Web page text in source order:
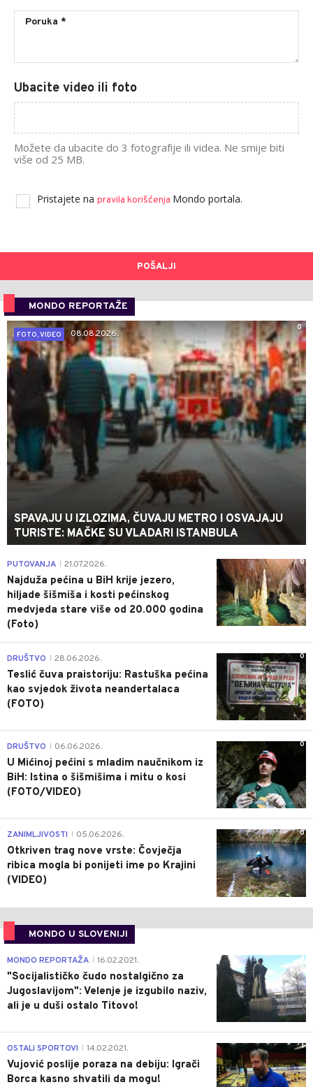
Ubacite video ili foto
Možete da ubacite do 3 fotografije ili videa. Ne smije biti
više od 25 MB.
Pristajete na pravila korišćenja Mondo portala.
POŠALJI
MONDO REPORTAŽE
0
FOTO, VIDEO
08.08.2026.
SPAVAJU U IZLOZIMA, ČUVAJU METRO I OSVAJAJU
TURISTE: MAČKE SU VLADARI ISTANBULA
0
PUTOVANJA 21.07.2026.
Najduža pećina u BiH krije jezero,
hiljade šišmiša i kosti pećinskog
medvjeda stare više od 20.000 godina
(Foto)
0
DRUŠTVO 28.06.2026.
Teslić čuva praistoriju: Rastuška pećina
kao svjedok života neandertalaca
(FOTO)
0
DRUŠTVO 06.06.2026.
U Mićinoj pećini s mladim naučnikom iz
BiH: Istina o šišmišima i mitu o kosi
(FOTO/VIDEO)
0
ZANIMLJIVOSTI 05.06.2026.
Otkriven trag nove vrste: Čovječja
ribica mogla bi ponijeti ime po Krajini
(VIDEO)
MONDO U SLOVENIJI
4
MONDO REPORTAŽA 16.02.2021.
"Socijalističko čudo nostalgično za
Jugoslavijom": Velenje je izgubilo naziv,
ali je u duši ostalo Titovo!
1
OSTALI SPORTOVI 14.02.2021.
Vujović poslije poraza na debiju: Igrači
Borca kasno shvatili da mogu!